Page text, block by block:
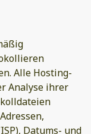
Alle Hosting-
Analyse ihrer
Datums- und